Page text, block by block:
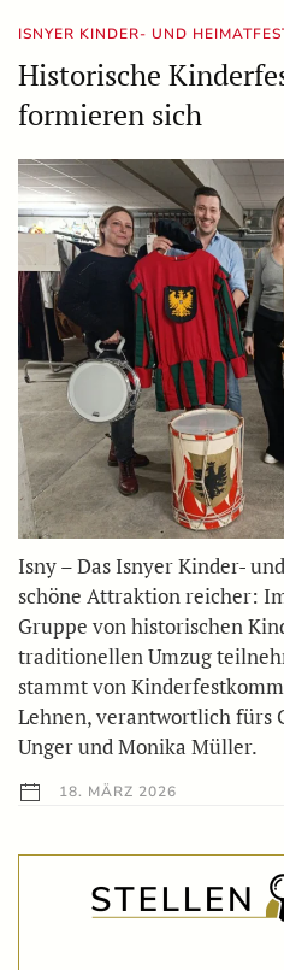
ISNYER KINDER- UND
Historische
formieren sich
Isny – Das Isnyer Kinder-
schöne Attraktion reicher:
Gruppe von historischen
traditionellen Umzug
stammt von
Lehnen, verantwortlich fürs
Unger und Monika Müller.
18. MÄRZ 2026